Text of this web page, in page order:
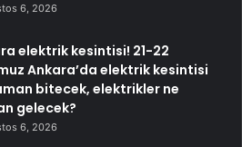
6, 2026
elektrik kesintisi! 21-22
Ankara’da elektrik kesintisi
bitecek, elektrikler ne
gelecek?
6, 2026